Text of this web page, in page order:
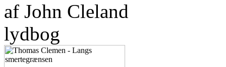
af John Cleland
lydbog